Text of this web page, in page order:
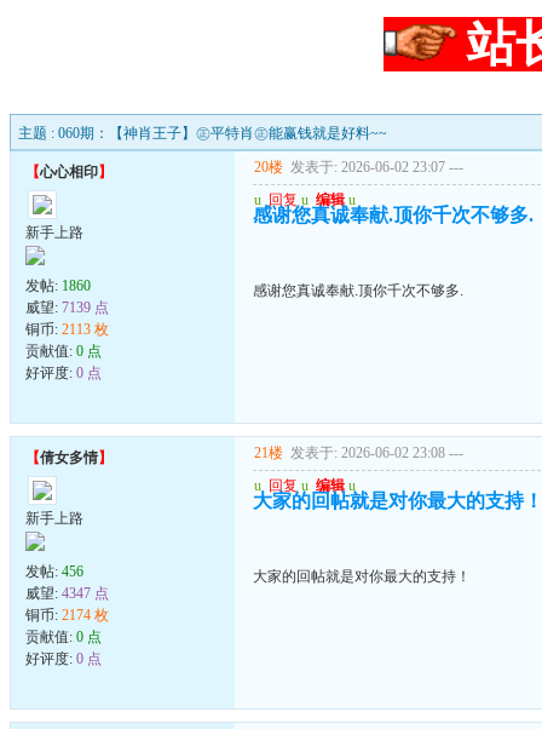
站
主题 : 060期：【神肖王子】㊣平特肖㊣能赢钱就是好料~~
【心心相印】
新手上路
发帖: 1860
威望: 7139 点
铜币: 2113 枚
贡献值: 0 点
好评度: 0 点
20楼 发表于: 2026-06-02 23:07 ---
u 回复 u 编辑 u
感谢您真诚奉献.顶你千次不够多.
感谢您真诚奉献.顶你千次不够多.
【倩女多情】
新手上路
发帖: 456
威望: 4347 点
铜币: 2174 枚
贡献值: 0 点
好评度: 0 点
21楼 发表于: 2026-06-02 23:08 ---
u 回复 u 编辑 u
大家的回帖就是对你最大的支持！
大家的回帖就是对你最大的支持！